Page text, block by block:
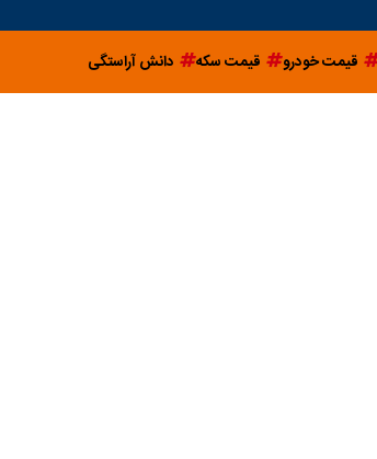
قیمت خودرو قیمت سکه دانش آراستگی